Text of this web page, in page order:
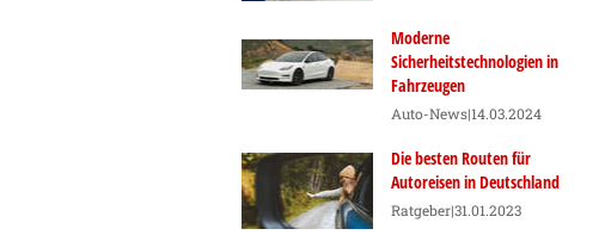
Moderne
Sicherheitstechnologien in
Fahrzeugen
Auto-News|14.03.2024
Die besten Routen für
Autoreisen in Deutschland
Ratgeber|31.01.2023